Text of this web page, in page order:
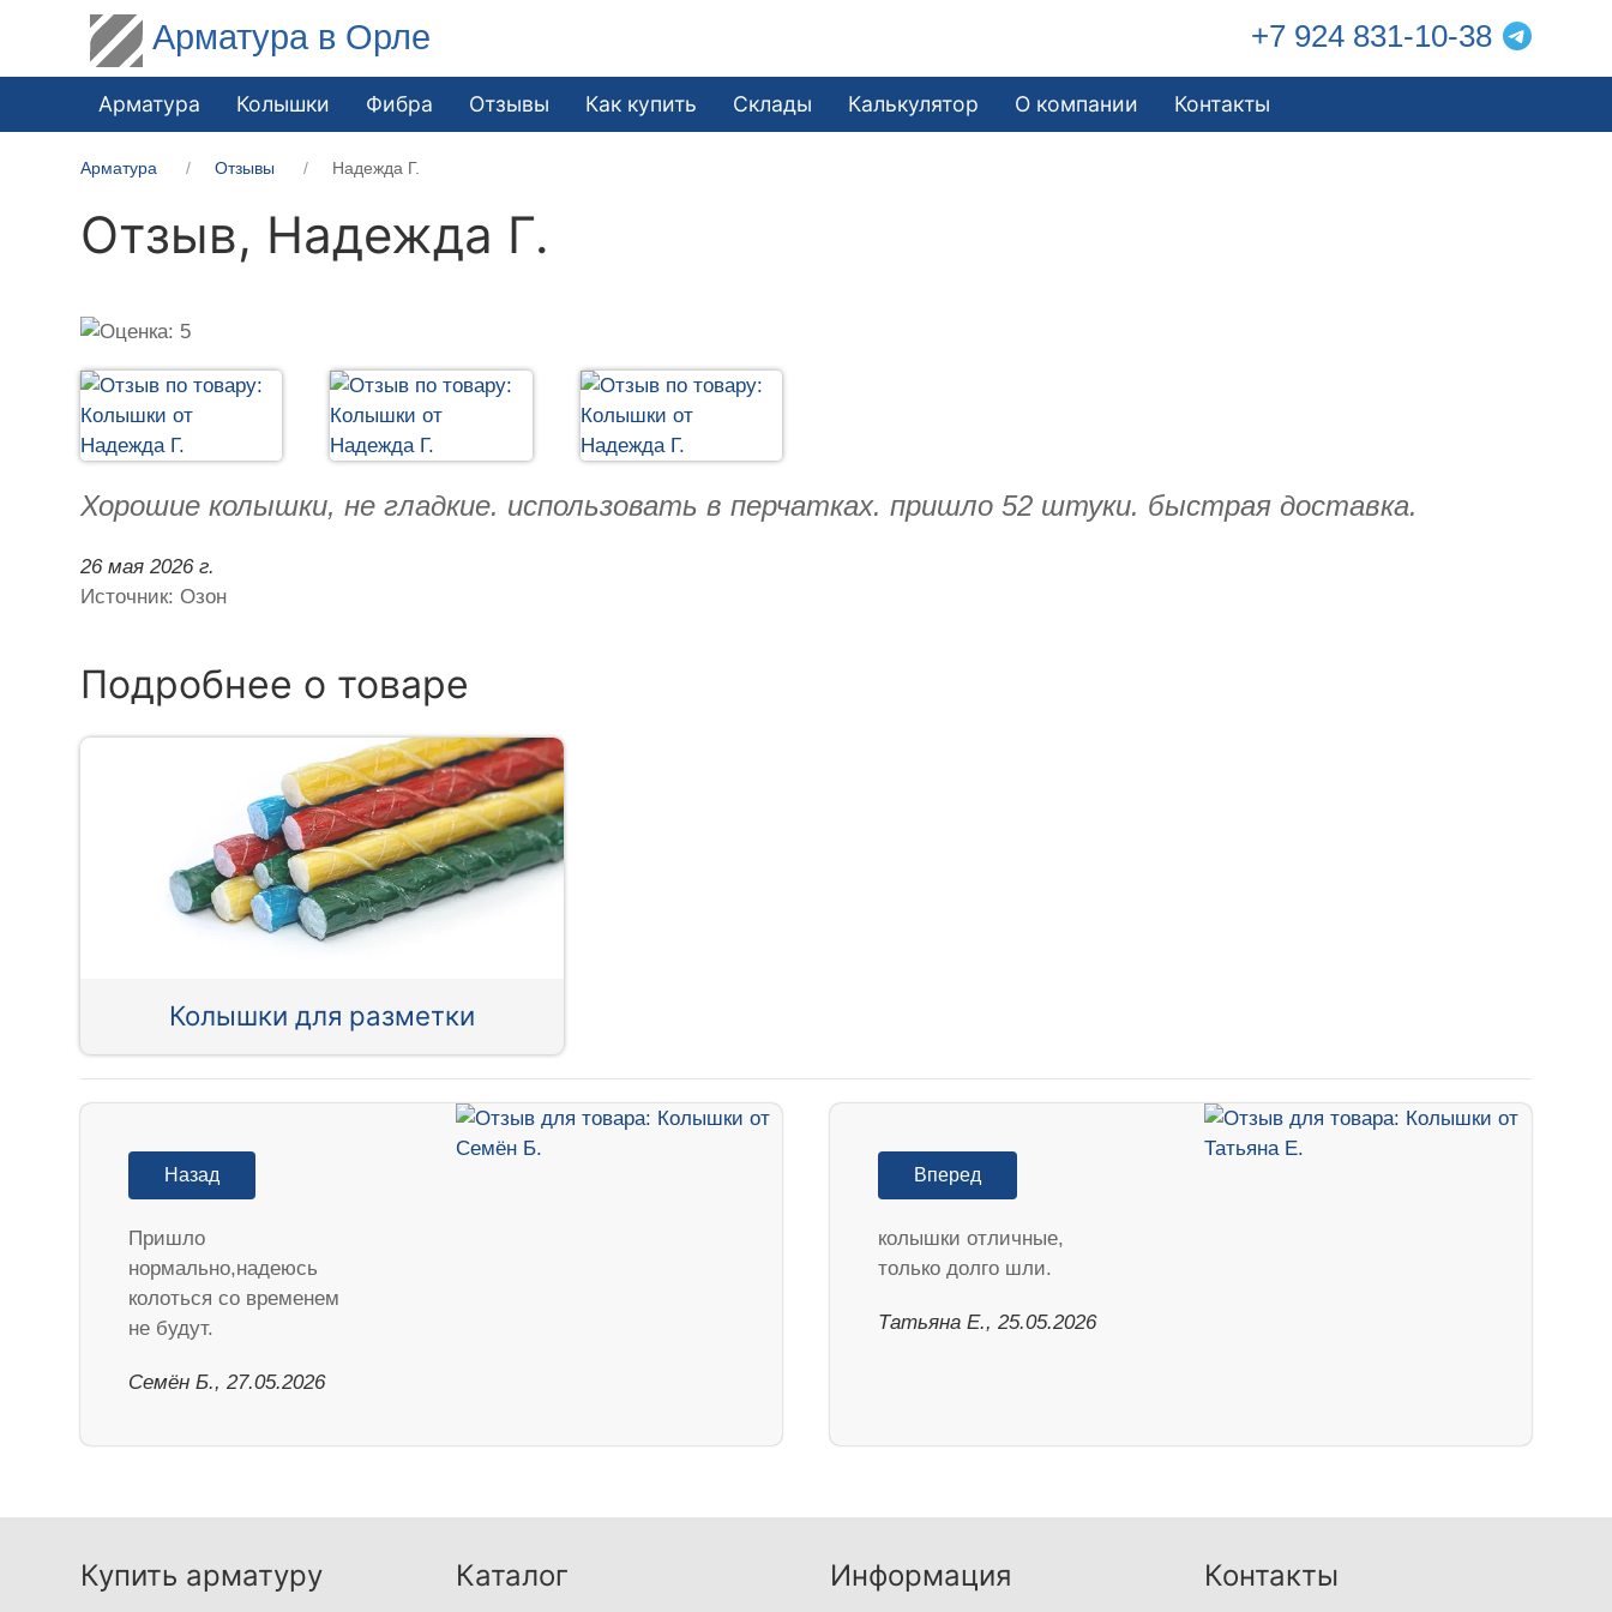
Арматура в Орле +7 924 831-10-38
Арматура Колышки Фибра Отзывы Как купить Склады Калькулятор О компании Контакты
Арматура Отзывы Надежда Г.
Отзыв, Надежда Г.
Хорошие колышки, не гладкие. использовать в перчатках. пришло 52 штуки. быстрая доставка.
26 мая 2026 г.
Источник: Озон
Подробнее о товаре
Колышки для разметки
Назад
Пришло
нормально,надеюсь
колоться со временем
не будут.
Семён Б., 27.05.2026
Вперед
колышки отличные,
только долго шли.
Татьяна Е., 25.05.2026
Купить арматуру Каталог Информация Контакты